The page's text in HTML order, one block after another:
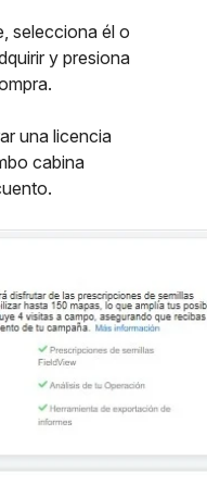
selecciona él o
y presiona
una licencia
cabina